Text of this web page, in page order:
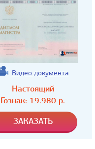
Видео документа
Настоящий
Гознак: 19.980 р.